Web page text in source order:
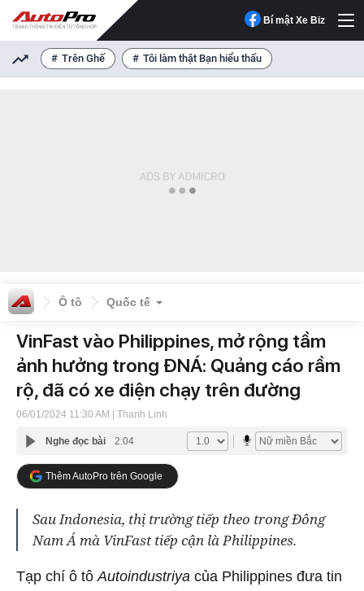
Bí mật Xe Biz
Trên Ghế Tôi làm thật Bạn hiểu thấu
Ô tô Quốc tế
VinFast vào Philippines, mở rộng tầm
ảnh hưởng trong ĐNÁ: Quảng cáo rầm
rộ, đã có xe điện chạy trên đường
06/01/2024 11:30 AM | Thanh Linh
Nghe đọc bài 2:04
Thêm AutoPro trên Google
Sau Indonesia, thị trường tiếp theo trong Đông
Nam Á mà VinFast tiếp cận là Philippines.
Tạp chí ô tôAutoindustriya của Philippines đưa tin